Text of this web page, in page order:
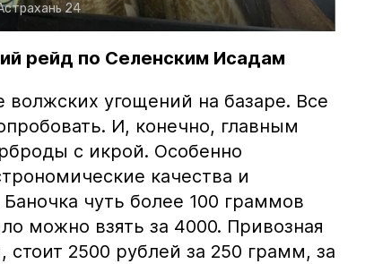
24
рейд по Селенским Исадам
волжских угощений на базаре. Все
И, конечно, главным
с икрой. Особенно
качества и
чуть более 100 граммов
можно взять за 4000. Привозная
стоит 2500 рублей за 250 грамм, за